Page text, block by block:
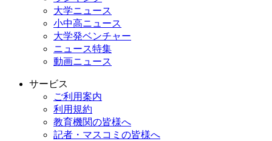
大学ニュース
小中高ニュース
大学発ベンチャー
ニュース特集
動画ニュース
サービス
ご利用案内
利用規約
教育機関の皆様へ
記者・マスコミの皆様へ